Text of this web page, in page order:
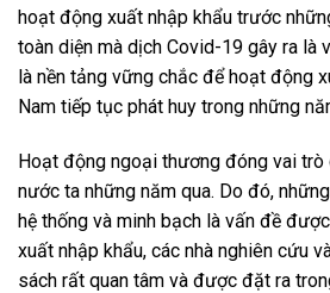
hoạt động xuất nhập khẩu trước
toàn diện mà dịch Covid-19 gây ra là
là nền tảng vững chắc để hoạt động
Nam tiếp tục phát huy trong những
Hoạt động ngoại thương đóng vai trò
nước ta những năm qua. Do đó,
hệ thống và minh bạch là vấn đề
xuất nhập khẩu, các nhà nghiên cứu
sách rất quan tâm và được đặt ra